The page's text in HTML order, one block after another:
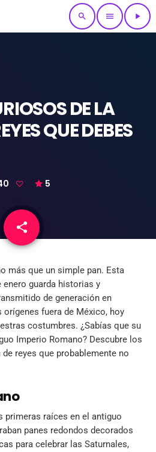
search menu play_arrow
DE LA
QUE DEBES
5
share
email
más que un simple pan. Esta
guarda historias y
de generación en
orígenes fuera de México, hoy
costumbres. ¿Sabías que su
Imperio Romano? Descubre los
reyes que probablemente no
primeras raíces en el antiguo
panes redondos decorados
para celebrar las Saturnales,